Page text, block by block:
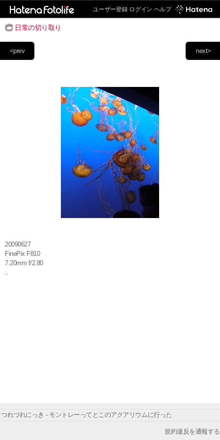
ユーザー登録 ログイン ヘルプ
日常の切り取り
next>
<prev
20090627
FinePix F810
7.20mm f/2.80
つれづれにっき - モントレーってとこのアクアリウムに行った
規約違反を通報する